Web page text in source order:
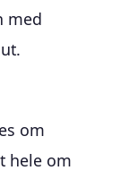
med
om
hele om